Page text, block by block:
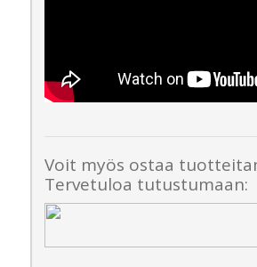
Voit myös ostaa
Tervetuloa tutustumaan: